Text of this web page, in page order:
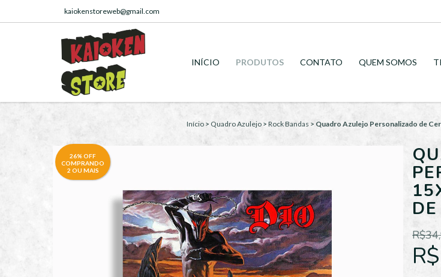
kaiokenstoreweb@gmail.com
INÍCIO PRODUTOS CONTATO QUEM SOMOS
Início > Quadro Azulejo > Rock Bandas > Quadro Azulejo Personalizado de
26% OFF
COMPRANDO
2 OU MAIS